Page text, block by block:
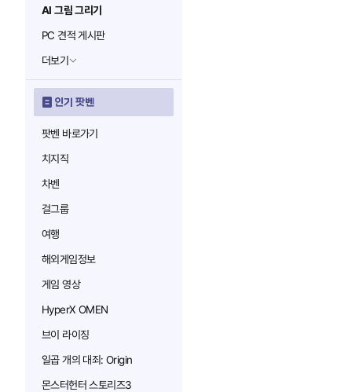
AI 그림 그리기
PC 견적 게시판
더보기
인기 팟벤
팟벤 바로가기
치지직
차벤
걸그룹
여행
해외게임정보
게임 영상
HyperX OMEN
브이 라이징
일곱 개의 대죄: Origin
몬스터헌터 스토리즈3